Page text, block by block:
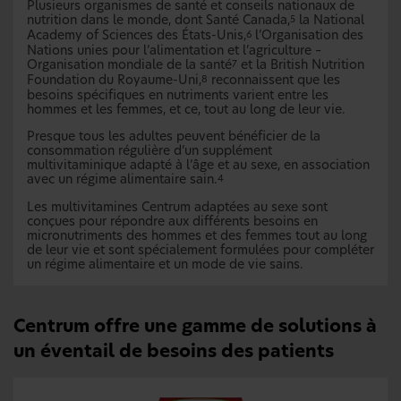
Plusieurs organismes de santé et conseils nationaux de
nutrition dans le monde, dont Santé Canada, 5 la National
Academy of Sciences des États-Unis, 6 l’Organisation des
Nations unies pour l’alimentation et l’agriculture –
Organisation mondiale de la santé7 et la British Nutrition
Foundation du Royaume-Uni, 8 reconnaissent que les
besoins spécifiques en nutriments varient entre les
hommes et les femmes, et ce, tout au long de leur vie.
Presque tous les adultes peuvent bénéficier de la
consommation régulière d’un supplément
multivitaminique adapté à l’âge et au sexe, en association
avec un régime alimentaire sain. 4
Les multivitamines Centrum adaptées au sexe sont
conçues pour répondre aux différents besoins en
micronutriments des hommes et des femmes tout au long
de leur vie et sont spécialement formulées pour compléter
un régime alimentaire et un mode de vie sains.
Centrum offre une gamme de solutions à
un éventail de besoins des patients